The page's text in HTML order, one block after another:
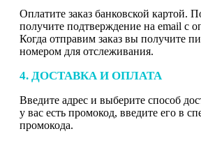
Оплатите заказ банковской картой.
получите подтверждение на email с
Когда отправим заказ вы получите
номером для отслеживания.
4. ДОСТАВКА И ОПЛАТА
Введите адрес и выберите способ
у вас есть промокод, введите его в
промокода.